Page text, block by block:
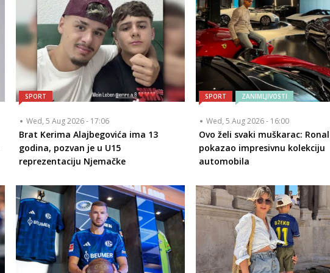
SPORT
Wed, 5 Aug 2026 - 17:06
Brat Kerima Alajbegovića ima 13
godina, pozvan je u U15
reprezentaciju Njemačke
SPORT ZANIMLJIVOSTI
Wed, 5 Aug 2026 - 16:00
Ovo želi svaki muškarac:
pokazao impresivnu kolekciju
automobila